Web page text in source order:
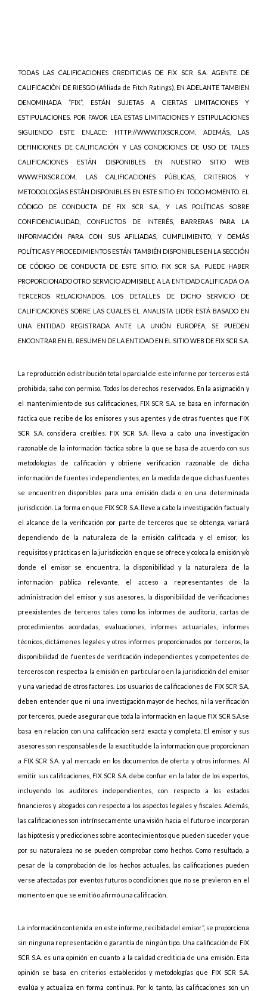
TODAS LAS CALIFICACIONES CREDITICIAS DE FIX SCR S.A. AGENTE DE
CALIFICACIÒN DE RIESGO (Afiliada de Fitch Ratings), EN ADELANTE TAMBIEN
DENOMINADA “FIX”, ESTÁN SUJETAS A CIERTAS LIMITACIONES Y
ESTIPULACIONES. POR FAVOR LEA ESTAS LIMITACIONES Y ESTIPULACIONES
SIGUIENDO ESTE ENLACE: HTTP://WWW.FIXSCR.COM. ADEMÁS, LAS
DEFINICIONES DE CALIFICACIÓN Y LAS CONDICIONES DE USO DE TALES
CALIFICACIONES ESTÁN DISPONIBLES EN NUESTRO SITIO WEB
WWW.FIXSCR.COM. LAS CALIFICACIONES PÚBLICAS, CRITERIOS Y
METODOLOGÍAS ESTÁN DISPONIBLES EN ESTE SITIO EN TODO MOMENTO. EL
CÓDIGO DE CONDUCTA DE FIX SCR S.A., Y LAS POLÍTICAS SOBRE
CONFIDENCIALIDAD, CONFLICTOS DE INTERÉS, BARRERAS PARA LA
INFORMACIÓN PARA CON SUS AFILIADAS, CUMPLIMIENTO, Y DEMÁS
POLÍTICAS Y PROCEDIMIENTOS ESTÁN TAMBIÉN DISPONIBLES EN LA SECCIÓN
DE CÓDIGO DE CONDUCTA DE ESTE SITIO. FIX SCR S.A. PUEDE HABER
PROPORCIONADO OTRO SERVICIO ADMISIBLE A LA ENTIDAD CALIFICADA O A
TERCEROS RELACIONADOS. LOS DETALLES DE DICHO SERVICIO DE
CALIFICACIONES SOBRE LAS CUALES EL ANALISTA LIDER ESTÁ BASADO EN
UNA ENTIDAD REGISTRADA ANTE LA UNIÓN EUROPEA, SE PUEDEN
ENCONTRAR EN EL RESUMEN DE LA ENTIDAD EN EL SITIO WEB DE FIX SCR S.A.
La reproducción o distribución total o parcial de este informe por terceros está
prohibida, salvo con permiso. Todos los derechos reservados. En la asignación y
el mantenimiento de sus calificaciones, FIX SCR S.A. se basa en información
fáctica que recibe de los emisores y sus agentes y de otras fuentes que FIX
SCR S.A. considera creíbles. FIX SCR S.A. lleva a cabo una investigación
razonable de la información fáctica sobre la que se basa de acuerdo con sus
metodologías de calificación y obtiene verificación razonable de dicha
información de fuentes independientes, en la medida de que dichas fuentes
se encuentren disponibles para una emisión dada o en una determinada
jurisdicción. La forma en que FIX SCR S.A. lleve a cabo la investigación factual y
el alcance de la verificación por parte de terceros que se obtenga, variará
dependiendo de la naturaleza de la emisión calificada y el emisor, los
requisitos y prácticas en la jurisdicción en que se ofrece y coloca la emisión y/o
donde el emisor se encuentra, la disponibilidad y la naturaleza de la
información pública relevante, el acceso a representantes de la
administración del emisor y sus asesores, la disponibilidad de verificaciones
preexistentes de terceros tales como los informes de auditoría, cartas de
procedimientos acordadas, evaluaciones, informes actuariales, informes
técnicos, dictámenes legales y otros informes proporcionados por terceros, la
disponibilidad de fuentes de verificación independientes y competentes de
terceros con respecto a la emisión en particular o en la jurisdicción del emisor
y una variedad de otros factores. Los usuarios de calificaciones de FIX SCR S.A.
deben entender que ni una investigación mayor de hechos, ni la verificación
por terceros, puede asegurar que toda la información en la que FIX SCR S.A.se
basa en relación con una calificación será exacta y completa. El emisor y sus
asesores son responsables de la exactitud de la información que proporcionan
a FIX SCR S.A. y al mercado en los documentos de oferta y otros informes. Al
emitir sus calificaciones, FIX SCR S.A. debe confiar en la labor de los expertos,
incluyendo los auditores independientes, con respecto a los estados
financieros y abogados con respecto a los aspectos legales y fiscales. Además,
las calificaciones son intrínsecamente una visión hacia el futuro e incorporan
las hipótesis y predicciones sobre acontecimientos que pueden suceder y que
por su naturaleza no se pueden comprobar como hechos. Como resultado, a
pesar de la comprobación de los hechos actuales, las calificaciones pueden
verse afectadas por eventos futuros o condiciones que no se previeron en el
momento en que se emitió o afirmó una calificación.
La información contenida en este informe, recibida del emisor”, se proporciona
sin ninguna representación o garantía de ningún tipo. Una calificación de FIX
SCR S.A. es una opinión en cuanto a la calidad crediticia de una emisión. Esta
opinión se basa en criterios establecidos y metodologías que FIX SCR S.A.
evalúa y actualiza en forma continua. Por lo tanto, las calificaciones son un